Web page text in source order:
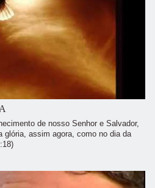
de nosso Senhor e Salvador,
glória, assim agora, como no dia da